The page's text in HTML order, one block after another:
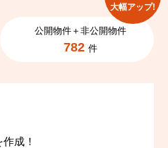
公開物件＋非公開物件
782 件
大幅アップ!
成！